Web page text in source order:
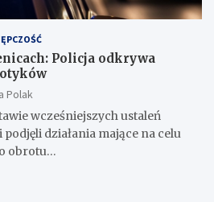
Policja odkrywa
Polak
wcześniejszych ustaleń
działania mające na celu
obrotu…